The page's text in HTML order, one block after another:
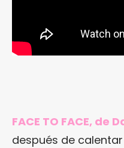
FACE TO FACE, de
después de